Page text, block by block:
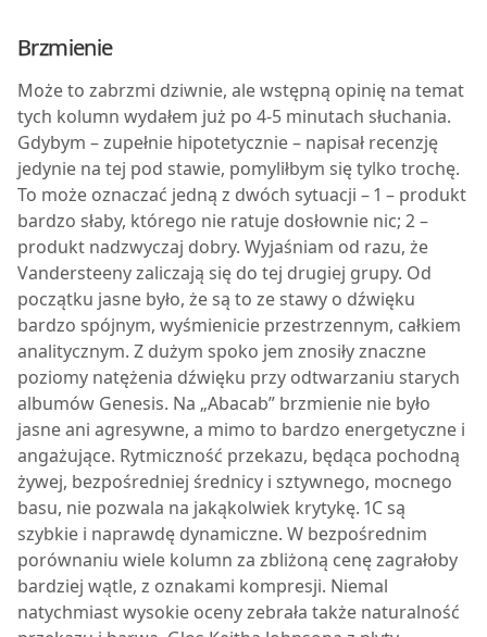
Brzmienie
Może to zabrzmi dziwnie, ale wstępną opinię na temat
tych kolumn wydałem już po 4-5 minutach słuchania.
Gdybym – zupełnie hipotetycznie – napisał recenzję
jedynie na tej pod stawie, pomyliłbym się tylko trochę.
To może oznaczać jedną z dwóch sytuacji – 1 – produkt
bardzo słaby, którego nie ratuje dosłownie nic; 2 –
produkt nadzwyczaj dobry. Wyjaśniam od razu, że
Vandersteeny zaliczają się do tej drugiej grupy. Od
początku jasne było, że są to ze stawy o dźwięku
bardzo spójnym, wyśmienicie przestrzennym, całkiem
analitycznym. Z dużym spoko jem znosiły znaczne
poziomy natężenia dźwięku przy odtwarzaniu starych
albumów Genesis. Na „Abacab” brzmienie nie było
jasne ani agresywne, a mimo to bardzo energetyczne i
angażujące. Rytmiczność przekazu, będąca pochodną
żywej, bezpośredniej średnicy i sztywnego, mocnego
basu, nie pozwala na jakąkolwiek krytykę. 1C są
szybkie i naprawdę dynamiczne. W bezpośrednim
porównaniu wiele kolumn za zbliżoną cenę zagrałoby
bardziej wątle, z oznakami kompresji. Niemal
natychmiast wysokie oceny zebrała także naturalność